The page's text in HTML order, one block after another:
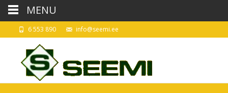
6 553 890 info@seemi.ee
MENU